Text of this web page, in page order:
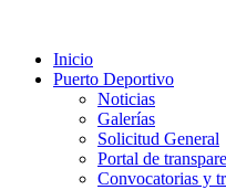
Inicio
Puerto Deportivo
Noticias
Galerías
Solicitud General
Portal de
Convocatorias y